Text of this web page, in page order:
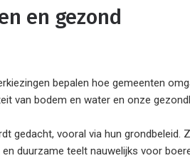
en gezond
bepalen hoe gemeenten
van bodem en water en onze
gedacht, vooral via hun
duurzame teelt nauwelijks voor